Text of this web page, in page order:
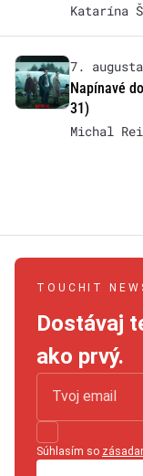
Katarína
7.
Napínavé
31)
Michal
TOUCHIT
Dostávaj
ako prvý.
Súhlasím so